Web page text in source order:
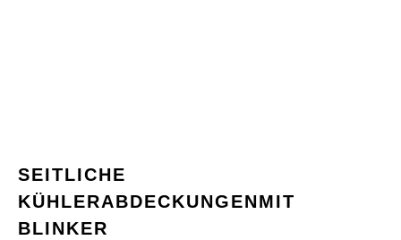
SEITLICHE
KÜHLERABDECKUNGENMIT
BLINKER